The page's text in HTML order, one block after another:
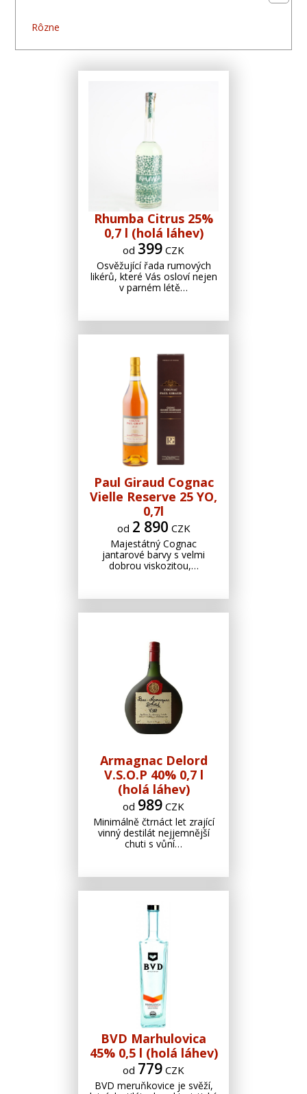
Rôzne
Rhumba Citrus 25%
0,7 l (holá láhev)
od 399 CZK
Osvěžující řada rumových
likérů, které Vás osloví nejen
v parném létě…
Paul Giraud Cognac
Vielle Reserve 25 YO,
0,7l
od 2 890 CZK
Majestátný Cognac
jantarové barvy s velmi
dobrou viskozitou,…
Armagnac Delord
V.S.O.P 40% 0,7 l
(holá láhev)
od 989 CZK
Minimálně čtrnáct let zrající
vinný destilát nejjemnější
chuti s vůní…
BVD Marhulovica
45% 0,5 l (holá láhev)
od 779 CZK
BVD meruňkovice je svěží,